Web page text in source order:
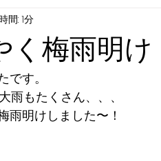
く梅雨明け
間: 1分
す。
雨もたくさん、、、
雨明けしました〜！